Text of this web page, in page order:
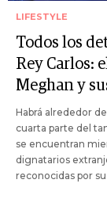
LIFESTYLE
Todos los
Rey Carlos:
Meghan y
Habrá alrededor
cuarta parte del
se encuentran
dignatarios
reconocidas por